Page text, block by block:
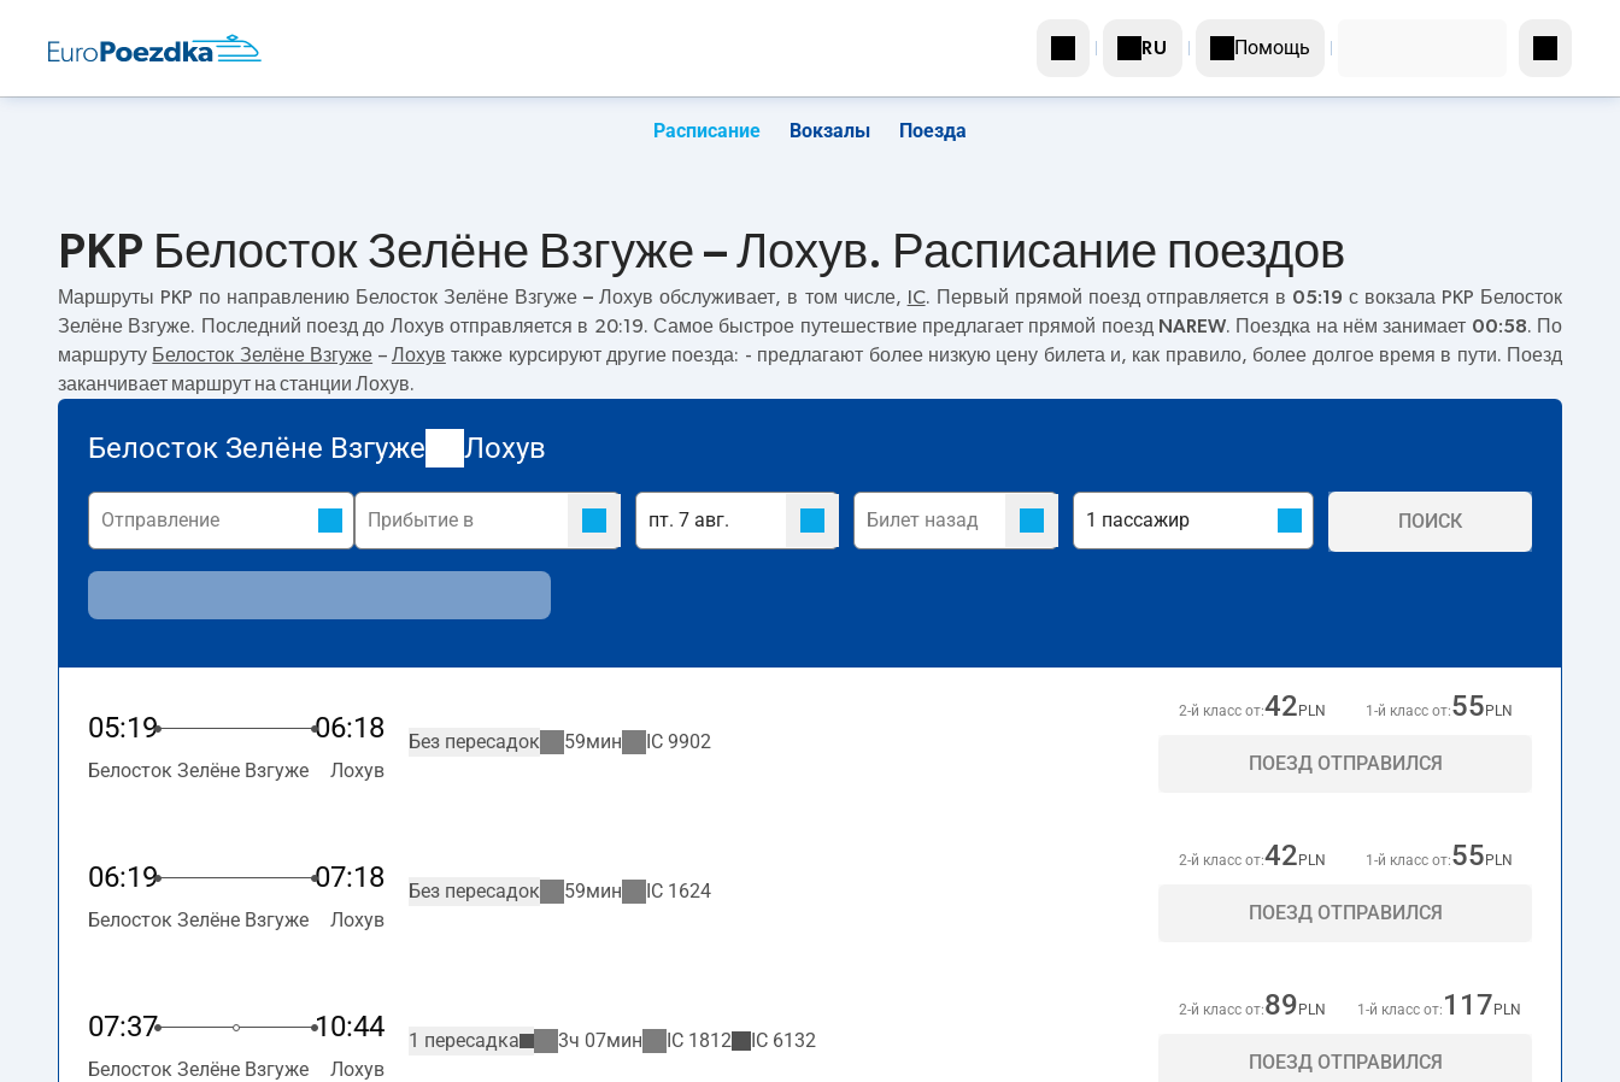
RU Помощь
Расписание Вокзалы Поезда
PKP Белосток Зелёне Взгуже – Лохув. Расписание поездов
Маршруты PKP по направлению Белосток Зелёне Взгуже – Лохув обслуживает, в том числе, IC. Первый прямой поезд отправляется в 05:19 с вокзала PKP Белосток
Зелёне Взгуже. Последний поезд до Лохув отправляется в 20:19. Самое быстрое путешествие предлагает прямой поезд NAREW. Поездка на нём занимает 00:58. По
маршруту Белосток Зелёне Взгуже – Лохув также курсируют другие поезда: - предлагают более низкую цену билета и, как правило, более долгое время в пути. Поезд
заканчивает маршрут на станции Лохув.
Белосток Зелёне Взгуже Лохув
ПОИСК
05:19 06:18
Белосток Зелёне Взгуже Лохув
Без пересадок 59мин IC 9902
2-й класс от:42 PLN 1-й класс от:55 PLN
ПОЕЗД ОТПРАВИЛСЯ
06:19 07:18
Белосток Зелёне Взгуже Лохув
Без пересадок 59мин IC 1624
2-й класс от:42 PLN 1-й класс от:55 PLN
ПОЕЗД ОТПРАВИЛСЯ
07:37 10:44
Белосток Зелёне Взгуже Лохув
1 пересадка 3ч 07мин IC 1812 IC 6132
2-й класс от:89 PLN 1-й класс от: 117 PLN
ПОЕЗД ОТПРАВИЛСЯ